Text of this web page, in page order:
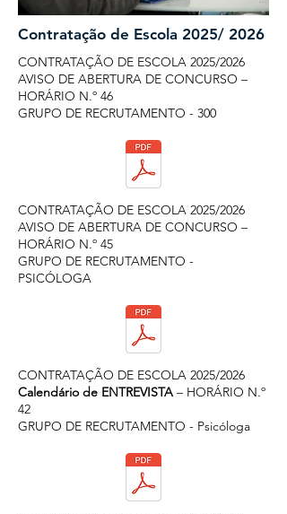
Contratação de Escola 2025/ 2026
CONTRATAÇÃO DE ESCOLA 2025/2026
AVISO DE ABERTURA DE CONCURSO –
HORÁRIO N.º 46
GRUPO DE RECRUTAMENTO - 300
CONTRATAÇÃO DE ESCOLA 2025/2026
AVISO DE ABERTURA DE CONCURSO –
HORÁRIO N.º 45
GRUPO DE RECRUTAMENTO -
PSICÓLOGA
CONTRATAÇÃO DE ESCOLA 2025/2026
Calendário de ENTREVISTA – HORÁRIO N.º
42
GRUPO DE RECRUTAMENTO - Psicóloga